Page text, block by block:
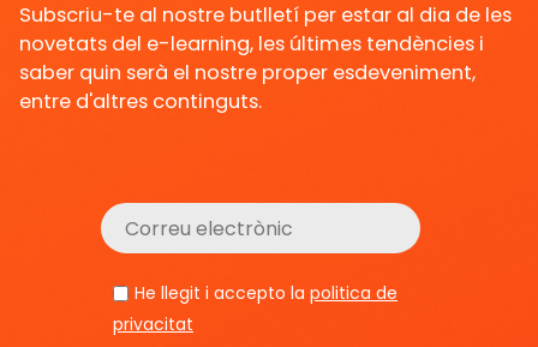
Subscriu-te al nostre butlletí per estar al dia de les
novetats del e-learning, les últimes tendències i
saber quin serà el nostre proper esdeveniment,
entre d'altres continguts.
He llegit i accepto la politica de
privacitat